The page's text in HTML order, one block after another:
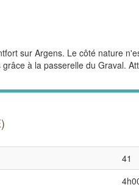
sur Argens. Le côté nature
à la passerelle du Graval.
41